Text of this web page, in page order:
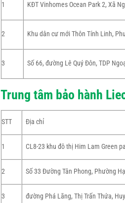
1 KĐT Vinhomes Ocean Park 2, Xã
2 Khu dân cư mới Thôn Tính Linh,
3 Số 66, đường Lê Quý Đôn, TDP
Trung tâm bảo hành
STT Địa chỉ
1 CL8-23 khu đô thị Him Lam Green
2 Số 33 Đường Tân Phong, Phường
3 đường Phá Lãng, Thị Trấn Thứa,